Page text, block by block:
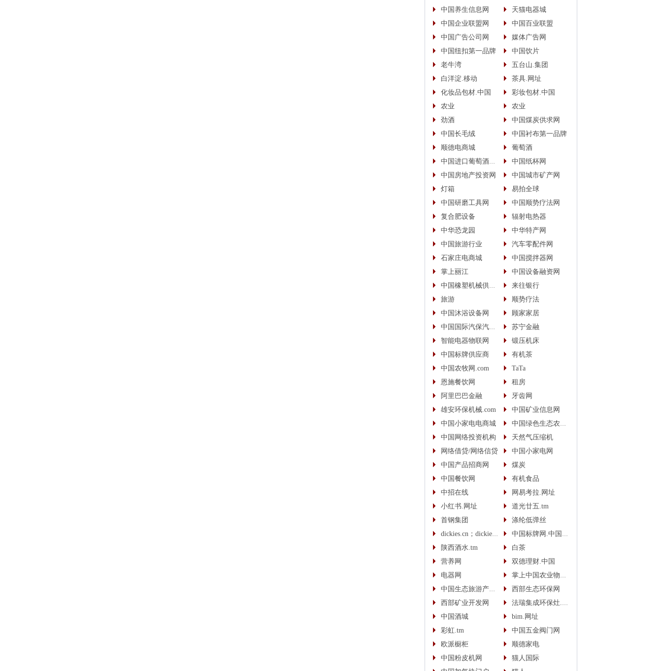
中国养生信息网
天猫电器城
中国企业联盟网
中国百业联盟
中国广告公司网
媒体广告网
中国纽扣第一品牌
中国饮片
老牛湾
五台山.集团
白洋淀.移动
茶具.网址
化妆品包材.中国
彩妆包材.中国
农业
农业
劲酒
中国煤炭供求网
中国长毛绒
中国衬布第一品牌
顺德电商城
葡萄酒
中国进口葡萄酒商城
中国纸杯网
中国房地产投资网
中国城市矿产网
灯箱
易拍全球
中国研磨工具网
中国顺势疗法网
复合肥设备
辐射电热器
中华恐龙园
中华特产网
中国旅游行业
汽车零配件网
石家庄电商城
中国搅拌器网
掌上丽江
中国设备融资网
中国橡塑机械供应商
来往银行
旅游
顺势疗法
中国沐浴设备网
顾家家居
中国国际汽保汽配城
苏宁金融
智能电器物联网
锻压机床
中国标牌供应商
有机茶
中国农牧网.com
TaTa
恩施餐饮网
租房
阿里巴巴金融
牙齿网
雄安环保机械.com
中国矿业信息网
中国小家电电商城
中国绿色生态农业信息网
中国网络投资机构
天然气压缩机
网络借贷/网络信贷
中国小家电网
中国产品招商网
煤炭
中国餐饮网
有机食品
中招在线
网易考拉.网址
小红书.网址
道光廿五.tm
首钢集团
涤纶低弹丝
dickies.cn；dickies.cc
中国标牌网.中国(cn)
陕西酒水.tm
白茶
营养网
双德理财.中国
电器网
掌上中国农业物联网
中国生态旅游产业网
西部生态环保网
西部矿业开发网
法瑞集成环保灶.中国
中国酒城
bim.网址
彩虹.tm
中国五金阀门网
欧派橱柜
顺德家电
中国粉皮机网
猫人国际